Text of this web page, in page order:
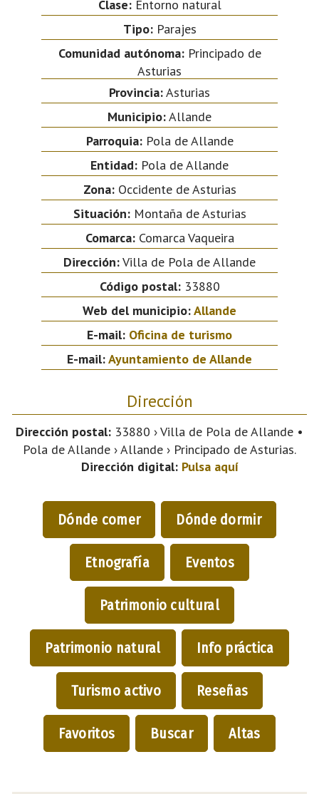
Clase:Entorno natural
Tipo:Parajes
Comunidad autónoma:Principado de
Asturias
Provincia:Asturias
Municipio:Allande
Parroquia:Pola de Allande
Entidad: Pola de Allande
Zona:Occidente de Asturias
Situación:Montaña de Asturias
Comarca:Comarca Vaqueira
Dirección:Villa de Pola de Allande
Código postal:33880
Web del municipio:Allande
E-mail: Oficina de turismo
E-mail:Ayuntamiento de Allande
Dirección
Dirección postal: 33880 › Villa de Pola de Allande •
Pola de Allande › Allande › Principado de Asturias.
Dirección digital: Pulsa aquí
Dónde comer Dónde dormir
Etnografía Eventos
Patrimonio cultural
Patrimonio natural Info práctica
Turismo activo Reseñas
Favoritos Buscar Altas